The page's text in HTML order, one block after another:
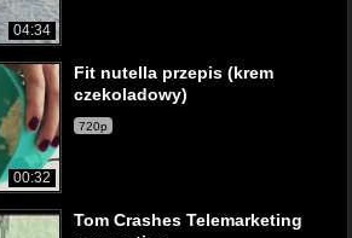
04:34
00:32
Fit nutella przepis (krem
czekoladowy)
720p
Tom Crashes Telemarketing